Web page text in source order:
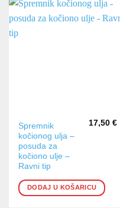
Spremnik
kočionog ulja –
posuda za
kočiono ulje –
Ravni tip
17,50 €
DODAJ U KOŠARICU